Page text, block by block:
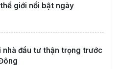
giới nổi bật ngày
nhà đầu tư thận trọng trước